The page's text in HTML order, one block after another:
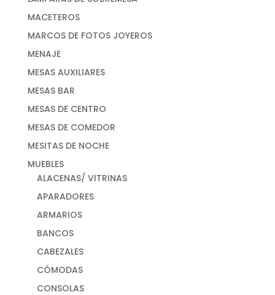
MACETEROS
MARCOS DE FOTOS JOYEROS
MENAJE
MESAS AUXILIARES
MESAS BAR
MESAS DE CENTRO
MESAS DE COMEDOR
MESITAS DE NOCHE
MUEBLES
ALACENAS/ VITRINAS
APARADORES
ARMARIOS
BANCOS
CABEZALES
CÓMODAS
CONSOLAS